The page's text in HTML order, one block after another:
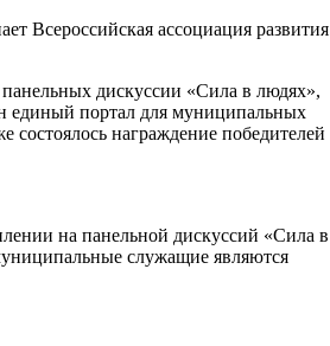
Всероссийская ассоциация развития
дискуссии «Сила в людях»,
единый портал для муниципальных
состоялось награждение победителей
на панельной дискуссий «Сила в
служащие являются